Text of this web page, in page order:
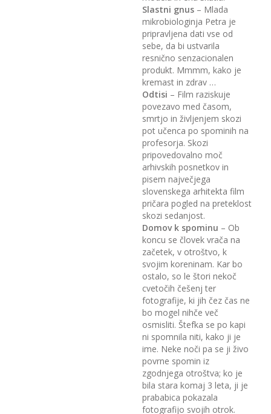
Slastni gnus – Mlada
mikrobiologinja Petra je
pripravljena dati vse od
sebe, da bi ustvarila
resnično senzacionalen
produkt. Mmmm, kako je
kremast in zdrav …
Odtisi – Film raziskuje
povezavo med časom,
smrtjo in življenjem skozi
pot učenca po spominih na
profesorja. Skozi
pripovedovalno moč
arhivskih posnetkov in
pisem največjega
slovenskega arhitekta film
pričara pogled na preteklost
skozi sedanjost.
Domov k spominu – Ob
koncu se človek vrača na
začetek, v otroštvo, k
svojim koreninam. Kar bo
ostalo, so le štori nekoč
cvetočih češenj ter
fotografije, ki jih čez čas ne
bo mogel nihče več
osmisliti. Štefka se po kapi
ni spomnila niti, kako ji je
ime. Neke noči pa se ji živo
povrne spomin iz
zgodnjega otroštva; ko je
bila stara komaj 3 leta, ji je
prababica pokazala
fotografijo svojih otrok.